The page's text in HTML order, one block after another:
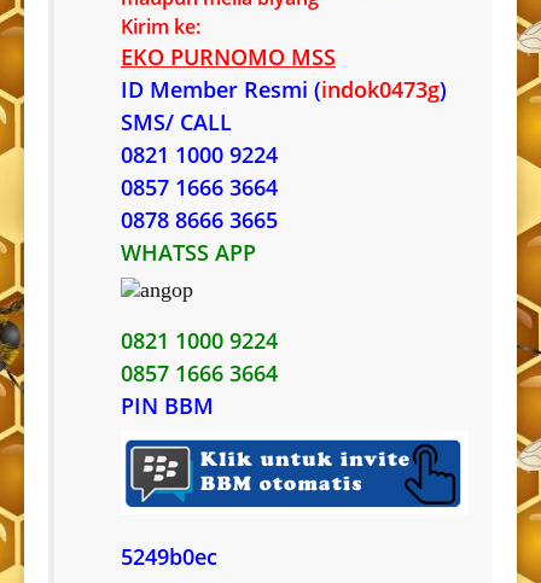
Kirim ke:
EKO PURNOMO MSS
ID Member Resmi (indok0473g)
SMS/ CALL
0821 1000 9224
0857 1666 3664
0878 8666 3665
WHATSS APP
0821 1000 9224
0857 1666 3664
PIN BBM
5249b0ec